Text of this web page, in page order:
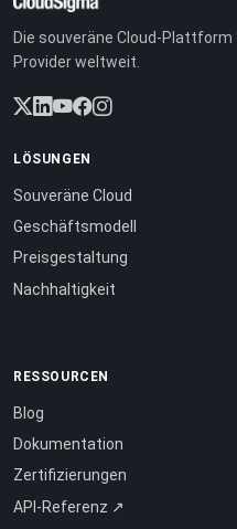
Die souveräne Cloud-Plattform
Provider weltweit.
LÖSUNGEN
Souveräne Cloud
Geschäftsmodell
Preisgestaltung
Nachhaltigkeit
RESSOURCEN
Blog
Dokumentation
Zertifizierungen
API-Referenz ↗